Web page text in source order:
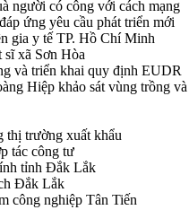
người có công với cách mạng
ứng yêu cầu phát triển mới
gia y tế TP. Hồ Chí Minh
xã Sơn Hòa
và triển khai quy định EUDR
Hiệp khảo sát vùng trồng
thị trường xuất khẩu
tác công tư
tỉnh Đắk Lắk
Đắk Lắk
công nghiệp Tân Tiến